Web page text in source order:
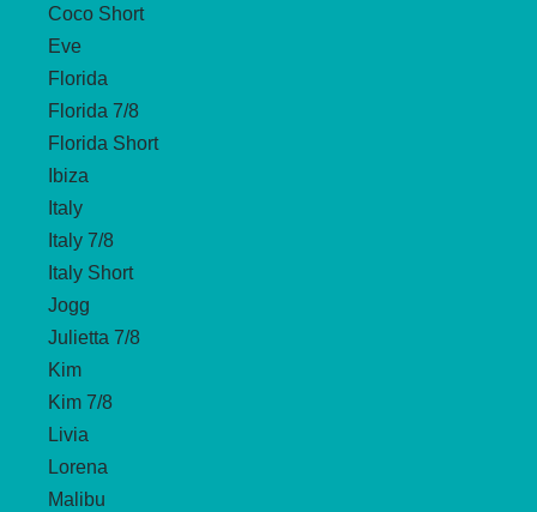
Coco Short
Eve
Florida
Florida 7/8
Florida Short
Ibiza
Italy
Italy 7/8
Italy Short
Jogg
Julietta 7/8
Kim
Kim 7/8
Livia
Lorena
Malibu